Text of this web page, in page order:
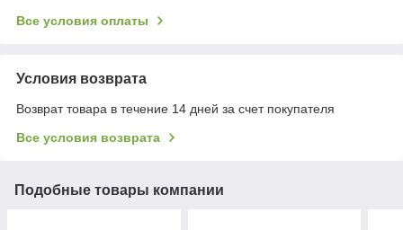
Все условия оплаты
Условия возврата
Возврат товара в течение 14 дней за счет покупателя
Все условия возврата
Подобные товары компании